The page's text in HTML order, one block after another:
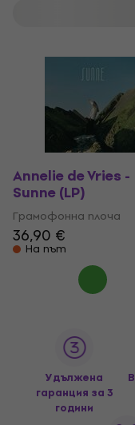
Annelie de Vries -
Sunne (LP)
Грамофонна плоча
36,90 €
На път
Удължена
гаранция за 3
години